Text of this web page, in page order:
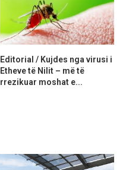
Editorial / Kujdes nga virusi i
Etheve të Nilit – më të
rrezikuar moshat e...